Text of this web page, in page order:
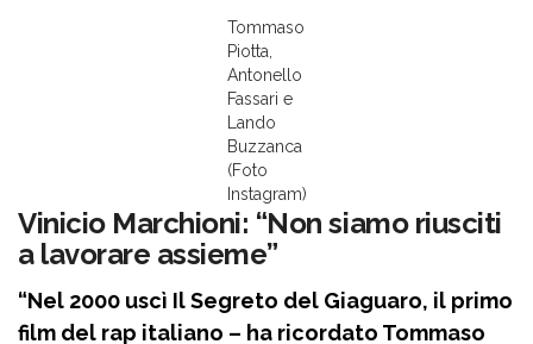
Tommaso
Piotta,
Antonello
Fassari e
Lando
Buzzanca
(Foto
Instagram)
Vinicio Marchioni: “Non siamo riusciti
a lavorare assieme”
“Nel 2000 uscì Il Segreto del Giaguaro, il primo
film del rap italiano – ha ricordato Tommaso